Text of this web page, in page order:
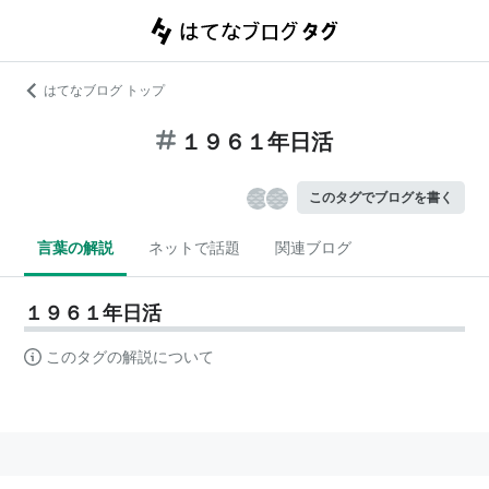
はてなブログ トップ
１９６１年日活
このタグでブログを書く
言葉の解説 ネットで話題 関連ブログ
１９６１年日活
このタグの解説について